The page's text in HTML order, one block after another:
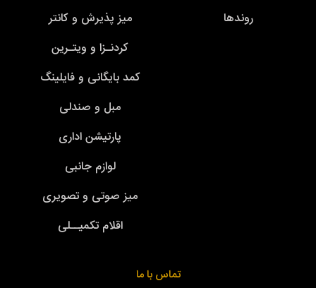
روندها
میز پذیرش و کانتر
کردنـزا و ویتـرین
کمد بایگانی و فایلینگ
مبل و صندلی
پارتیشن اداری
لوازم جانبی
میز صوتی و تصویری
اقلام تکمیــلی
تماس با ما